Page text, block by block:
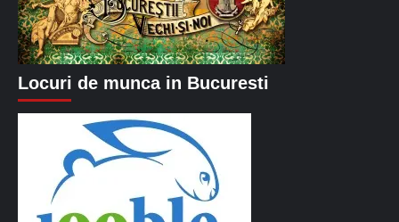
Locuri de munca in Bucuresti